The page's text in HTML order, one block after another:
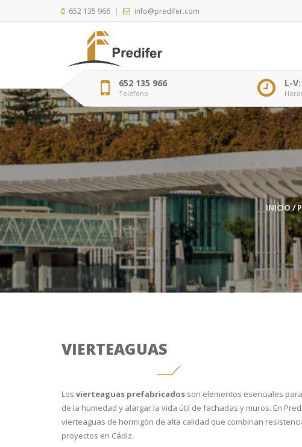
652 135 966 info@predifer.com
652 135 966
Teléfono
L-
INICIO /
VIERTEAGUAS
Los vierteaguas prefabricados son elementos esenciales
de la humedad y alargar la vida útil de fachadas y muros. En
vierteaguas de hormigón de alta calidad que combinan
proyectos en Cádiz.